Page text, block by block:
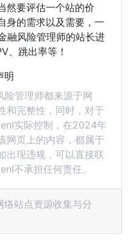
然要评估一个站的价
身的需求以及需要，一
融风险管理师的站长进
、跳出率等！
明
险管理师都来源于网
和完整性，同时，对于
实际控制，在2024年
网页上的内容，都属于
出现违规，可以直接联
不承担任何责任。
络站点资源收集与分